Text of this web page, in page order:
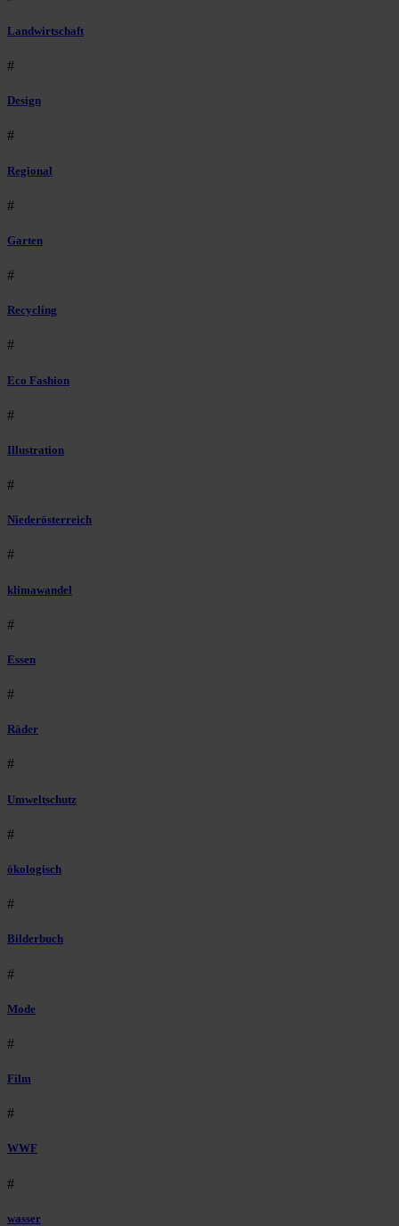
Landwirtschaft
#
Design
#
Regional
#
Garten
#
Recycling
#
Eco Fashion
#
Illustration
#
Niederösterreich
#
klimawandel
#
Essen
#
Räder
#
Umweltschutz
#
ökologisch
#
Bilderbuch
#
Mode
#
Film
#
WWF
#
wasser